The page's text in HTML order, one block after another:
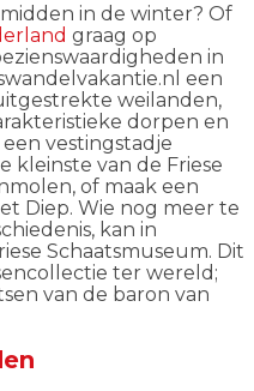
in de winter? Of
graag op
in
een
weilanden,
dorpen en
vestingstadje
kleinste van de Friese
of maak een
Diep. Wie nog meer te
kan in
Schaatsmuseum. Dit
ter wereld;
van de baron van